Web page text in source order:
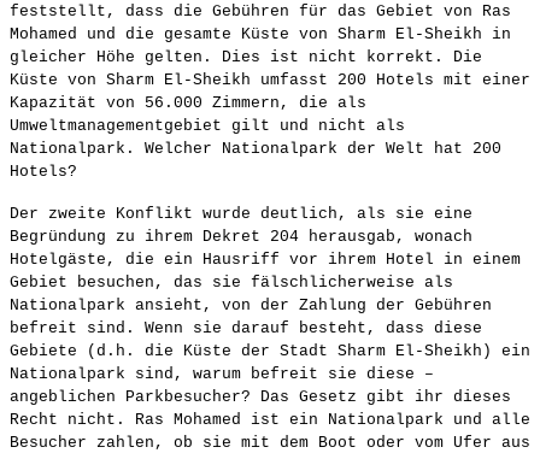
feststellt, dass die Gebühren für das Gebiet von Ras
Mohamed und die gesamte Küste von Sharm El-Sheikh in
gleicher Höhe gelten. Dies ist nicht korrekt. Die
Küste von Sharm El-Sheikh umfasst 200 Hotels mit einer
Kapazität von 56.000 Zimmern, die als
Umweltmanagementgebiet gilt und nicht als
Nationalpark. Welcher Nationalpark der Welt hat 200
Hotels?
Der zweite Konflikt wurde deutlich, als sie eine
Begründung zu ihrem Dekret 204 herausgab, wonach
Hotelgäste, die ein Hausriff vor ihrem Hotel in einem
Gebiet besuchen, das sie fälschlicherweise als
Nationalpark ansieht, von der Zahlung der Gebühren
befreit sind. Wenn sie darauf besteht, dass diese
Gebiete (d.h. die Küste der Stadt Sharm El-Sheikh) ein
Nationalpark sind, warum befreit sie diese –
angeblichen Parkbesucher? Das Gesetz gibt ihr dieses
Recht nicht. Ras Mohamed ist ein Nationalpark und alle
Besucher zahlen, ob sie mit dem Boot oder vom Ufer aus